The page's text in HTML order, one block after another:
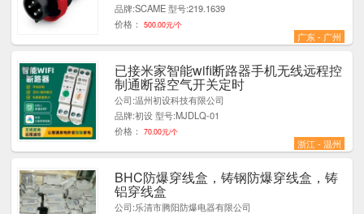
品牌:SCAME 型号:219.1639
价格：
500.00元/个
广东 - 广州
已接米家智能wifi断路器手机无线远程控
制通断器空气开关定时
公司:温州初设科技有限公司
品牌:初设 型号:MJDLQ-01
价格：
70.00元/个
浙江 - 温州
1
BHC防爆穿线盒，铸钢防爆穿线盒，铸
铝穿线盒
公司:乐清市腾阳防爆电器有限公司
1